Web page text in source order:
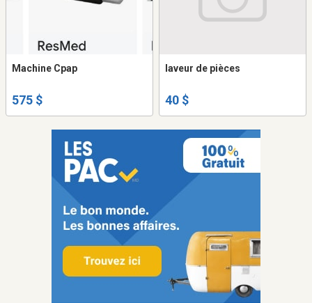
Machine Cpap
575 $
laveur de pièces
40 $